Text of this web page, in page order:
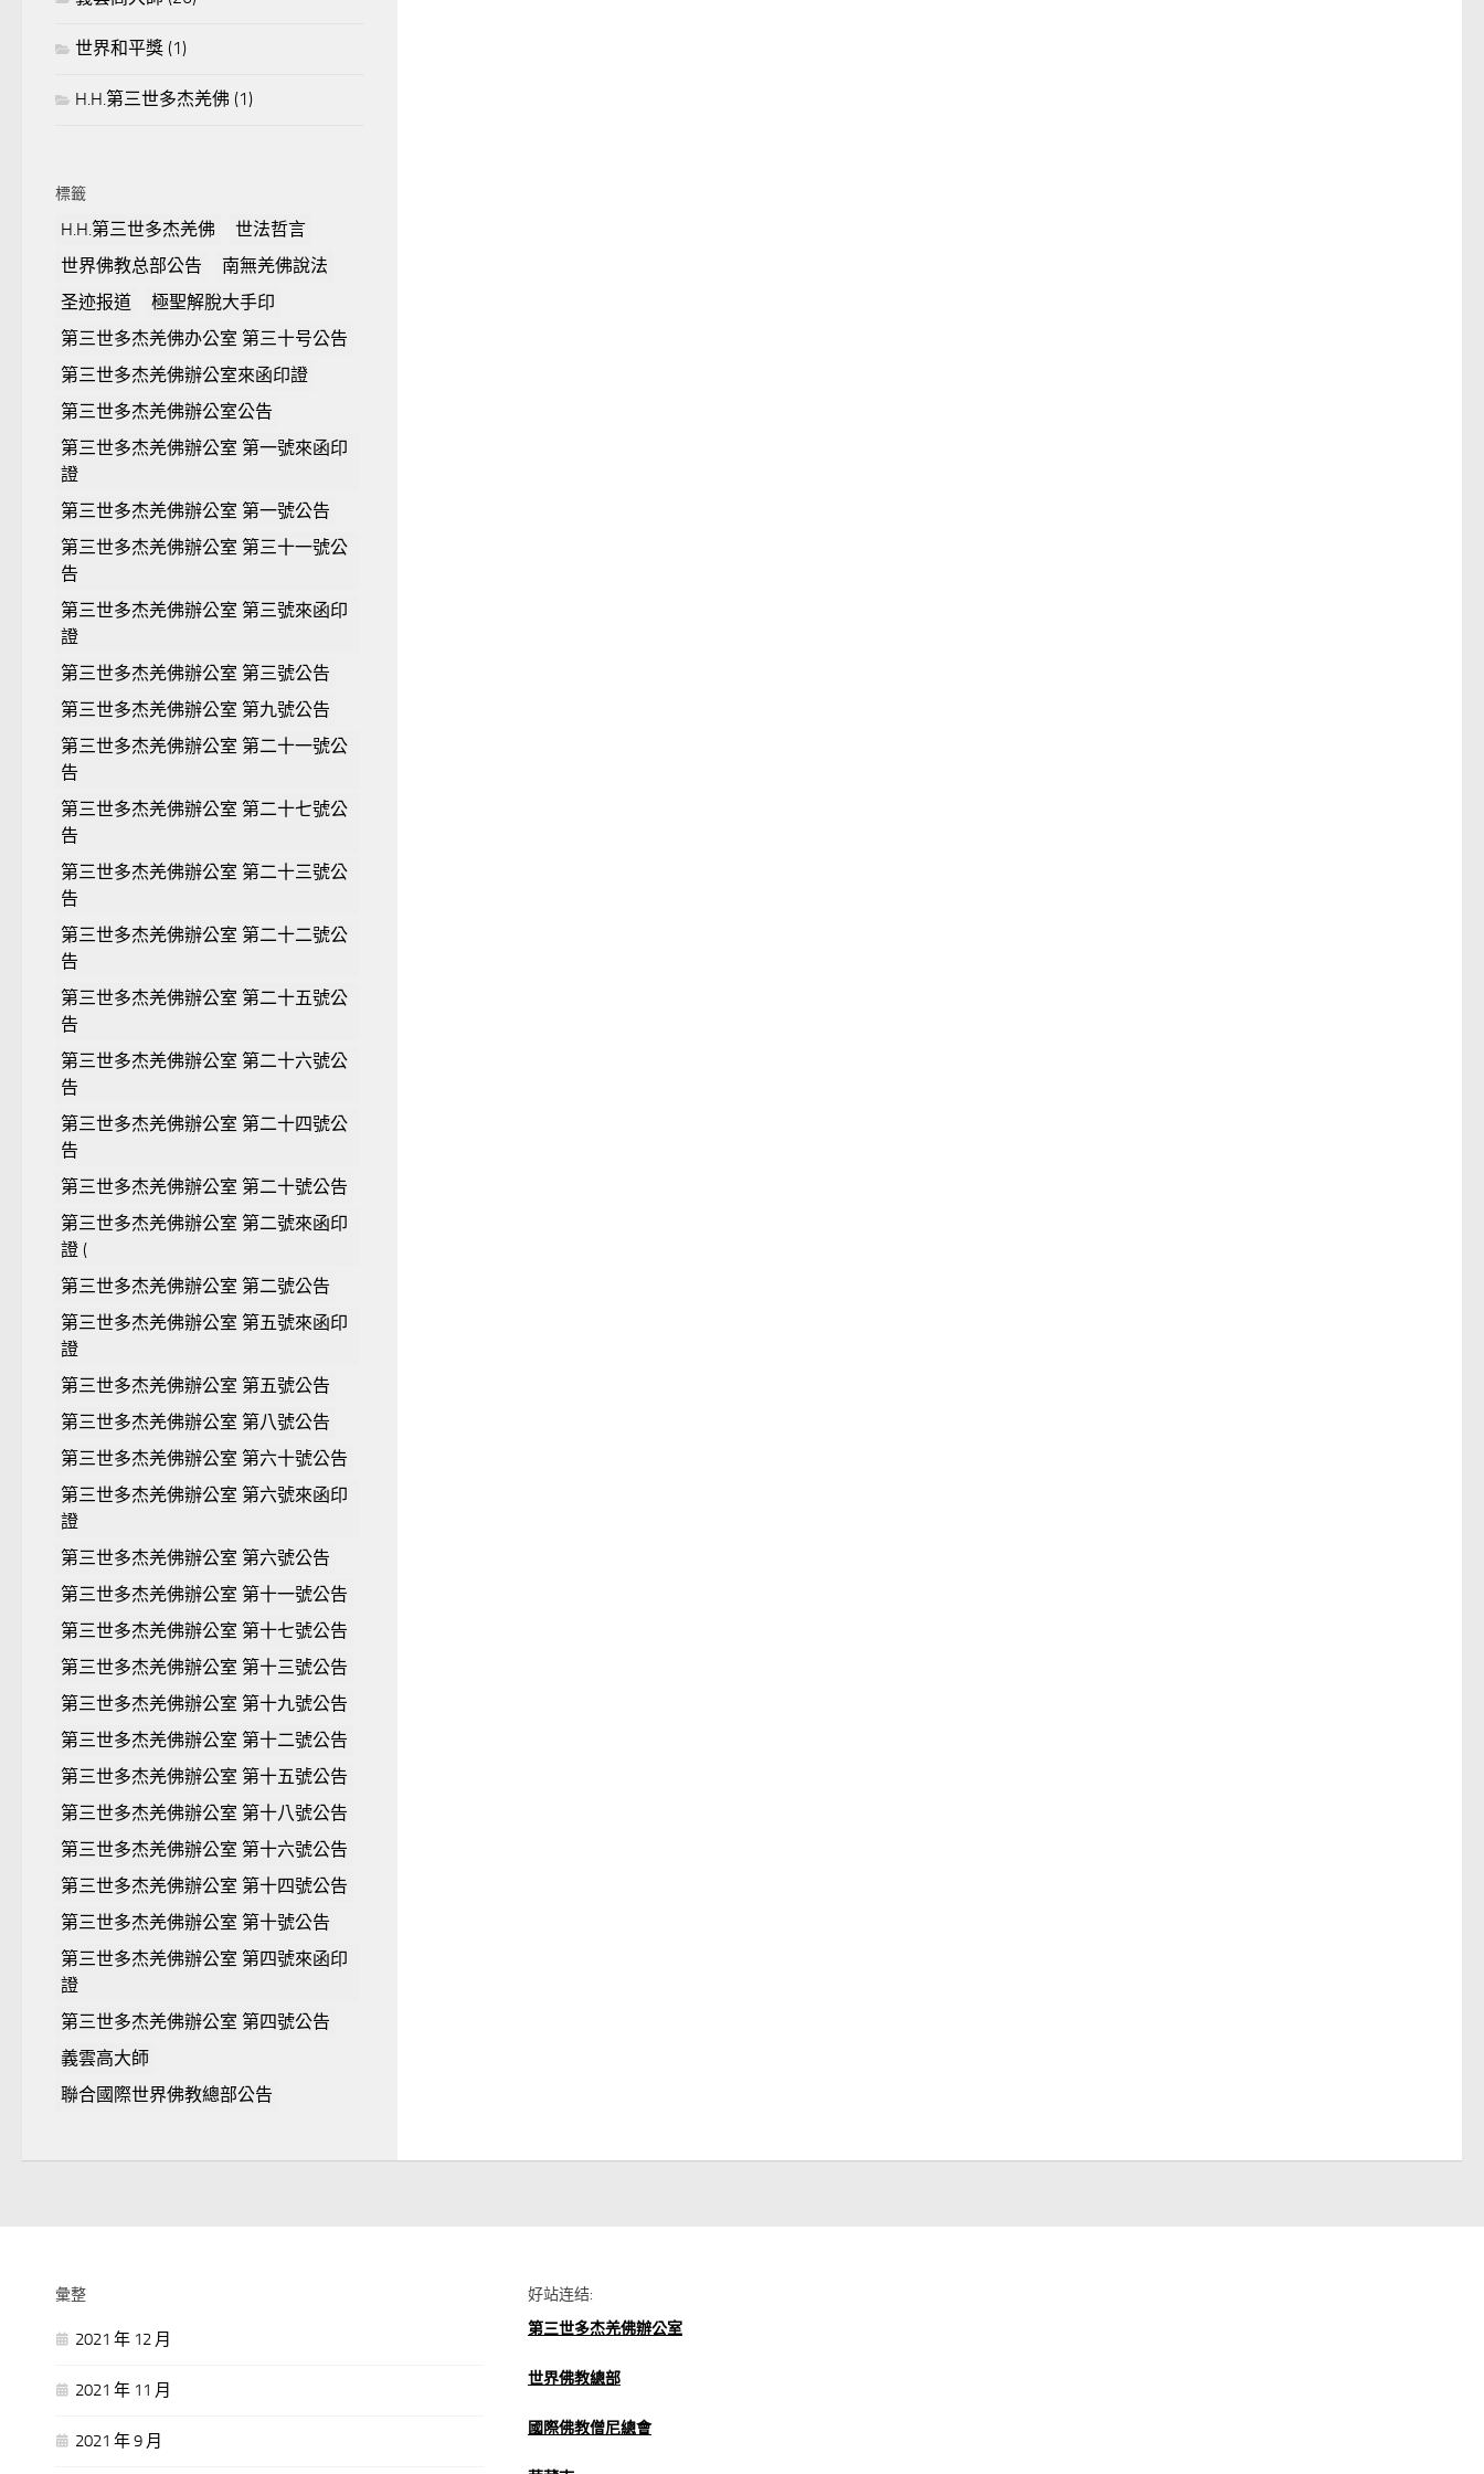
世界和平獎 (1)
H.H.第三世多杰羌佛 (1)
標籤
H.H.第三世多杰羌佛
世法哲言
世界佛教总部公告
南無羌佛說法
圣迹报道
極聖解脫大手印
第三世多杰羌佛办公室 第三十号公告
第三世多杰羌佛辦公室來函印證
第三世多杰羌佛辦公室公告
第三世多杰羌佛辦公室 第一號來函印
證
第三世多杰羌佛辦公室 第一號公告
第三世多杰羌佛辦公室 第三十一號公
告
第三世多杰羌佛辦公室 第三號來函印
證
第三世多杰羌佛辦公室 第三號公告
第三世多杰羌佛辦公室 第九號公告
第三世多杰羌佛辦公室 第二十一號公
告
第三世多杰羌佛辦公室 第二十七號公
告
第三世多杰羌佛辦公室 第二十三號公
告
第三世多杰羌佛辦公室 第二十二號公
告
第三世多杰羌佛辦公室 第二十五號公
告
第三世多杰羌佛辦公室 第二十六號公
告
第三世多杰羌佛辦公室 第二十四號公
告
第三世多杰羌佛辦公室 第二十號公告
第三世多杰羌佛辦公室 第二號來函印
證 (
第三世多杰羌佛辦公室 第二號公告
第三世多杰羌佛辦公室 第五號來函印
證
第三世多杰羌佛辦公室 第五號公告
第三世多杰羌佛辦公室 第八號公告
第三世多杰羌佛辦公室 第六十號公告
第三世多杰羌佛辦公室 第六號來函印
證
第三世多杰羌佛辦公室 第六號公告
第三世多杰羌佛辦公室 第十一號公告
第三世多杰羌佛辦公室 第十七號公告
第三世多杰羌佛辦公室 第十三號公告
第三世多杰羌佛辦公室 第十九號公告
第三世多杰羌佛辦公室 第十二號公告
第三世多杰羌佛辦公室 第十五號公告
第三世多杰羌佛辦公室 第十八號公告
第三世多杰羌佛辦公室 第十六號公告
第三世多杰羌佛辦公室 第十四號公告
第三世多杰羌佛辦公室 第十號公告
第三世多杰羌佛辦公室 第四號來函印
證
第三世多杰羌佛辦公室 第四號公告
義雲高大師
聯合國際世界佛教總部公告
彙整
2021 年 12 月
2021 年 11 月
2021 年 9 月
好站连结:
第三世多杰羌佛辦公室
世界佛教總部
國際佛教僧尼總會